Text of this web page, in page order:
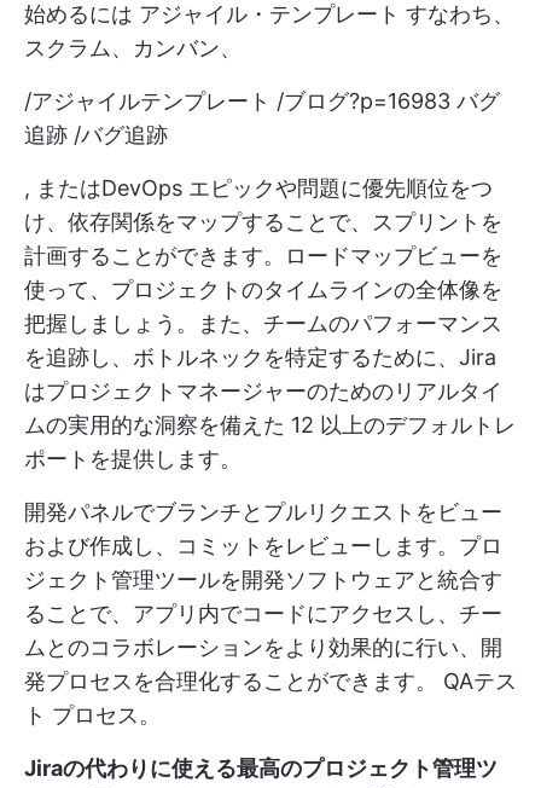
始めるには アジャイル・テンプレート すなわち、
スクラム、カンバン、
/アジャイルテンプレート /ブログ?p=16983 バグ
追跡 /バグ追跡
, またはDevOps エピックや問題に優先順位をつ
け、依存関係をマップすることで、スプリントを
計画することができます。ロードマップビューを
使って、プロジェクトのタイムラインの全体像を
把握しましょう。また、チームのパフォーマンス
を追跡し、ボトルネックを特定するために、Jira
はプロジェクトマネージャーのためのリアルタイ
ムの実用的な洞察を備えた 12 以上のデフォルトレ
ポートを提供します。
開発パネルでブランチとプルリクエストをビュー
および作成し、コミットをレビューします。プロ
ジェクト管理ツールを開発ソフトウェアと統合す
ることで、アプリ内でコードにアクセスし、チー
ムとのコラボレーションをより効果的に行い、開
発プロセスを合理化することができます。 QAテス
ト プロセス。
Jiraの代わりに使える最高のプロジェクト管理ツ